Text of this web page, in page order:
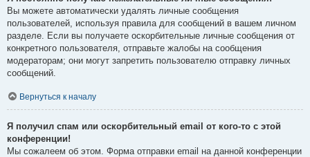
Вы можете автоматически удалять личные сообщения
пользователей, используя правила для сообщений в вашем личном
разделе. Если вы получаете оскорбительные личные сообщения от
конкретного пользователя, отправьте жалобы на сообщения
модераторам; они могут запретить пользователю отправку личных
сообщений.
Вернуться к началу
Я получил спам или оскорбительный email от кого-то с этой
конференции!
Мы сожалеем об этом. Форма отправки email на данной конференции